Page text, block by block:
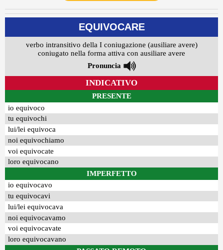
EQUIVOCARE
verbo intransitivo della I coniugazione (ausiliare avere)
coniugato nella forma attiva con ausiliare avere
Pronuncia
INDICATIVO
PRESENTE
io equivoco
tu equivochi
lui/lei equivoca
noi equivochiamo
voi equivocate
loro equivocano
IMPERFETTO
io equivocavo
tu equivocavi
lui/lei equivocava
noi equivocavamo
voi equivocavate
loro equivocavano